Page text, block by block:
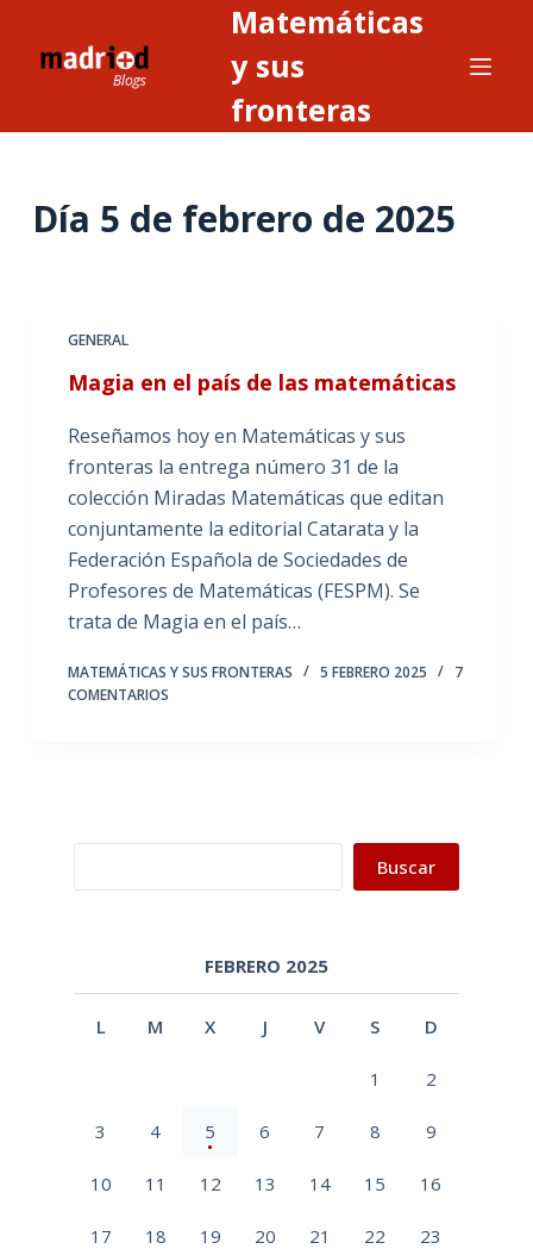
Matemáticas
y sus
fronteras
Día 5 de febrero de 2025
GENERAL
Magia en el país de las matemáticas
Reseñamos hoy en Matemáticas y sus
fronteras la entrega número 31 de la
colección Miradas Matemáticas que editan
conjuntamente la editorial Catarata y la
Federación Española de Sociedades de
Profesores de Matemáticas (FESPM). Se
trata de Magia en el país…
MATEMÁTICAS Y SUS FRONTERAS 5 FEBRERO 2025
7
COMENTARIOS
Buscar
FEBRERO 2025
L M X J V S D
1 2
3 4 5 6 7 8 9
10 11 12 13 14 15 16
17 18 19 20 21 22 23